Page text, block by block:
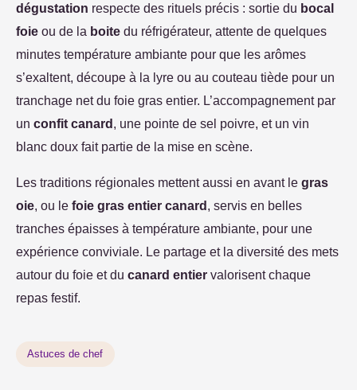
dégustation respecte des rituels précis : sortie du bocal
foie ou de la boite du réfrigérateur, attente de quelques
minutes température ambiante pour que les arômes
s’exaltent, découpe à la lyre ou au couteau tiède pour un
tranchage net du foie gras entier. L’accompagnement par
un confit canard, une pointe de sel poivre, et un vin
blanc doux fait partie de la mise en scène.
Les traditions régionales mettent aussi en avant le gras
oie, ou le foie gras entier canard, servis en belles
tranches épaisses à température ambiante, pour une
expérience conviviale. Le partage et la diversité des mets
autour du foie et du canard entier valorisent chaque
repas festif.
Astuces de chef